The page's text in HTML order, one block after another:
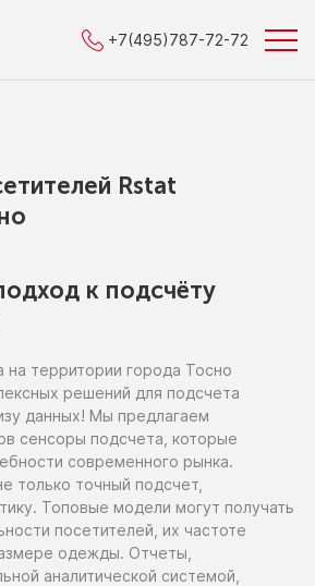
+7(495)787-72-72
Rstat
к подсчёту
на территории города Тосно
решений для подсчета
данных! Мы предлагаем
сенсоры подсчета, которые
современного рынка.
только точный подсчет,
Топовые модели могут получать
посетителей, их частоте
одежды. Отчеты,
аналитической системой,